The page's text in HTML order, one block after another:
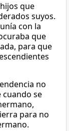
que
suyos.
con la
que
para que
no
cuando se
para no